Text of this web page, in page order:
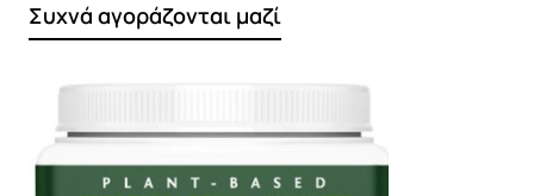
Συχνά αγοράζονται μαζί